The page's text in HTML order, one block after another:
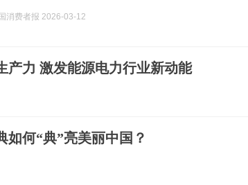
消费者报 2026-03-12
产力 激发能源电力行业新动能
何“典”亮美丽中国？